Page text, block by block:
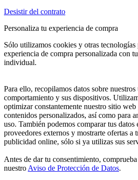
Desistir del contrato
Personaliza tu experiencia de compra
Sólo utilizamos cookies y otras tecnologías
experiencia de compra personalizada con
individual.
Para ello, recopilamos datos sobre nuestros
comportamiento y sus dispositivos.
optimizar constantemente nuestro sitio
contenidos personalizados, así como para
uso. También podemos comparar tus datos
proveedores externos y mostrarte ofertas a
publicidad online, sólo si ya utilizas sus
Antes de dar tu consentimiento,
nuestro Aviso de Protección de Datos.